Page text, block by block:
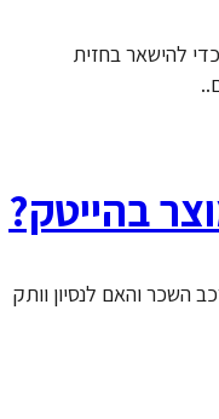
להישאר בחזית
בהייטק?
השכר והאם לנסיון וותק